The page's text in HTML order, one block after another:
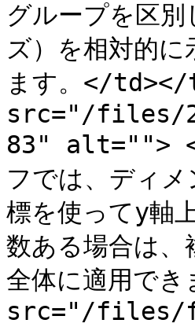
グループを区
ズ）を相対的
ます。</
src="/files/
83" alt="">
フでは、ディ
標を使ってy軸
数ある場合は
全体に適用で
src="/files/